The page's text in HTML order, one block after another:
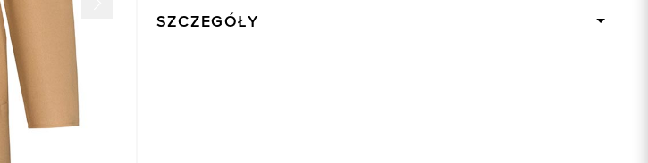
SZCZEGÓŁY